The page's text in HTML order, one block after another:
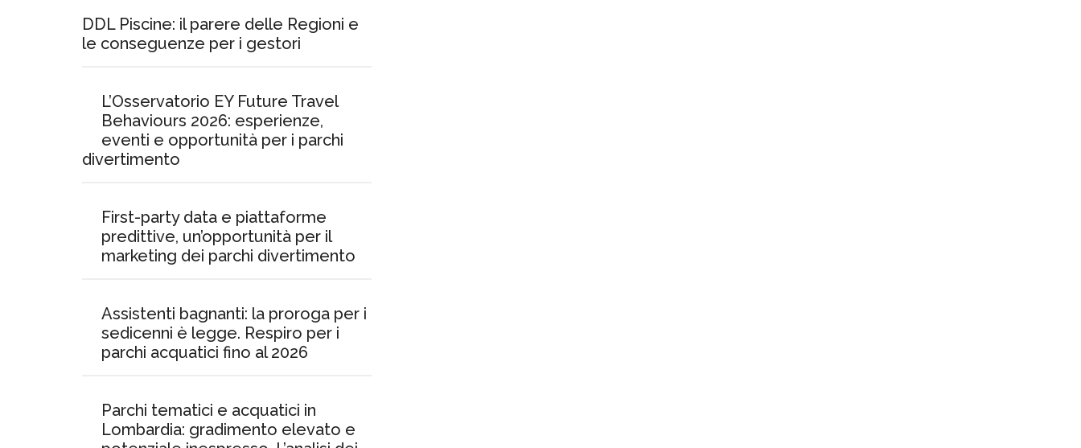
DDL Piscine: il parere delle Regioni e
le conseguenze per i gestori
L’Osservatorio EY Future Travel
Behaviours 2026: esperienze,
eventi e opportunità per i parchi
divertimento
First-party data e piattaforme
predittive, un’opportunità per il
marketing dei parchi divertimento
Assistenti bagnanti: la proroga per i
sedicenni è legge. Respiro per i
parchi acquatici fino al 2026
Parchi tematici e acquatici in
Lombardia: gradimento elevato e